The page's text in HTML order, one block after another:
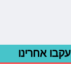
עקבו אחרינו